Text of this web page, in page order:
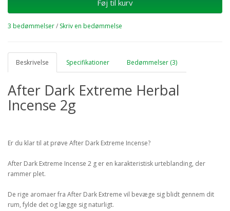
Føj til kurv
3 bedømmelser/ Skriv en bedømmelse
Beskrivelse Specifikationer Bedømmelser (3)
After Dark Extreme Herbal
Incense 2g
Er du klar til at prøve After Dark Extreme Incense?
After Dark Extreme Incense 2 g er en karakteristisk urteblanding, der
rammer plet.
De rige aromaer fra After Dark Extreme vil bevæge sig blidt gennem dit
rum, fylde det og lægge sig naturligt.